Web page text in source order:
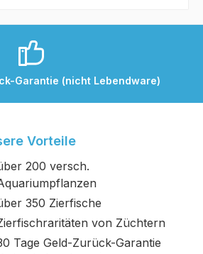
Garantie (nicht Lebendware)
Vorteile
200 versch.
350 Zierfische
von Züchtern
Tage Geld-Zurück-Garantie